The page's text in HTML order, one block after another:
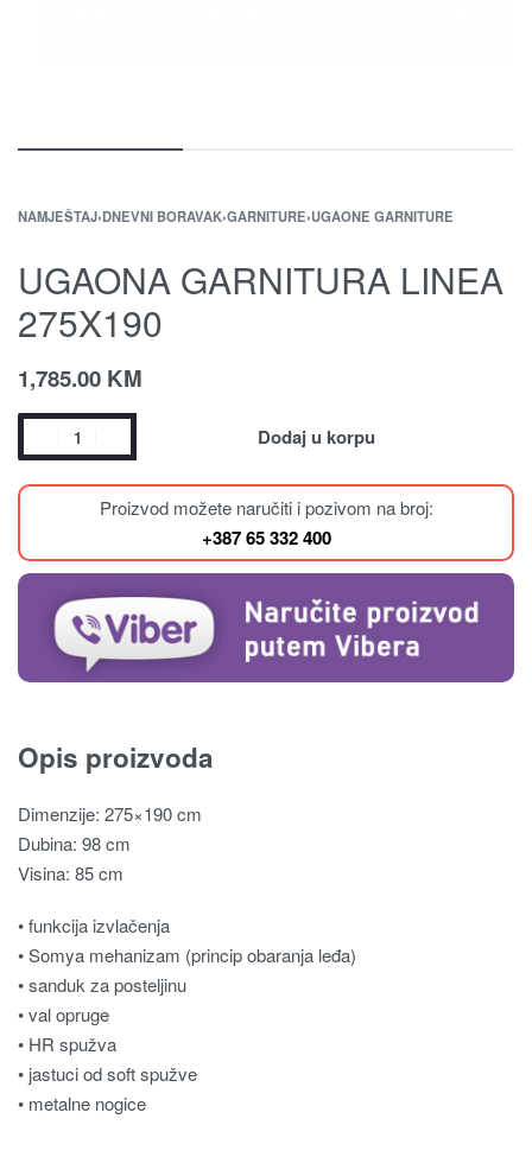
NAMJEŠTAJ›DNEVNI BORAVAK›GARNITURE›UGAONE GARNITURE
UGAONA GARNITURA LINEA
275X190
1,785.00 KM
Dodaj u korpu
Proizvod možete naručiti i pozivom na broj:
+387 65 332 400
Opis proizvoda
Dimenzije: 275×190 cm
Dubina: 98 cm
Visina: 85 cm
• funkcija izvlačenja
• Somya mehanizam (princip obaranja leđa)
• sanduk za posteljinu
• val opruge
• HR spužva
• jastuci od soft spužve
• metalne nogice